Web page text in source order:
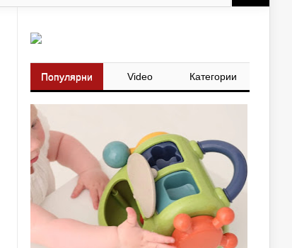
Популярни Video Категории